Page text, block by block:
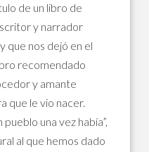
de un libro de
y narrador
que nos dejó en el
recomendado
y amante
que le vio nacer.
pueblo una vez había”,
al que hemos dado